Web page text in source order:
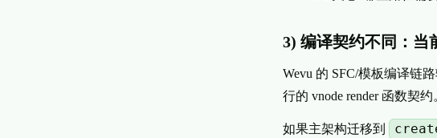
3) 编译契约不同：当
Wevu 的 SFC/模板编译链
行的 vnode render 函数契约
如果主架构迁移到